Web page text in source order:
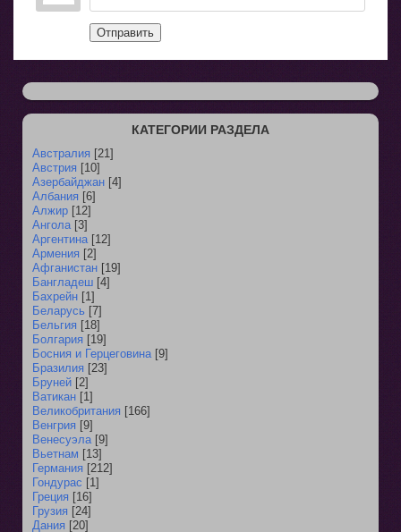
Отправить
КАТЕГОРИИ РАЗДЕЛА
Австралия [21]
Австрия [10]
Азербайджан [4]
Албания [6]
Алжир [12]
Ангола [3]
Аргентина [12]
Армения [2]
Афганистан [19]
Бангладеш [4]
Бахрейн [1]
Беларусь [7]
Бельгия [18]
Болгария [19]
Босния и Герцеговина [9]
Бразилия [23]
Бруней [2]
Ватикан [1]
Великобритания [166]
Венгрия [9]
Венесуэла [9]
Вьетнам [13]
Германия [212]
Гондурас [1]
Греция [16]
Грузия [24]
Дания [20]